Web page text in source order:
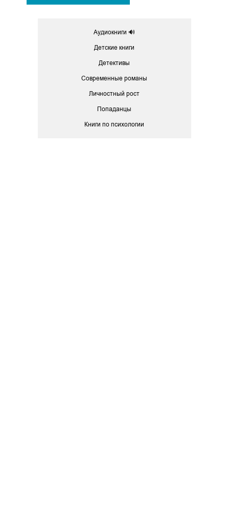
Аудиокниги 🔊
Детские книги
Детективы
Современные романы
Личностный рост
Попаданцы
Книги по психологии